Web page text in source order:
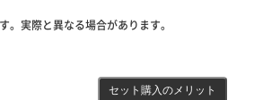
実際と異なる場合があります。
セット購入のメリット